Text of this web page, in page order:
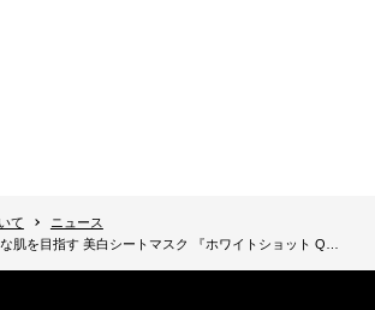
て
ニュース
を目指す 美白シートマスク 『ホワイトショット QXS』誕生